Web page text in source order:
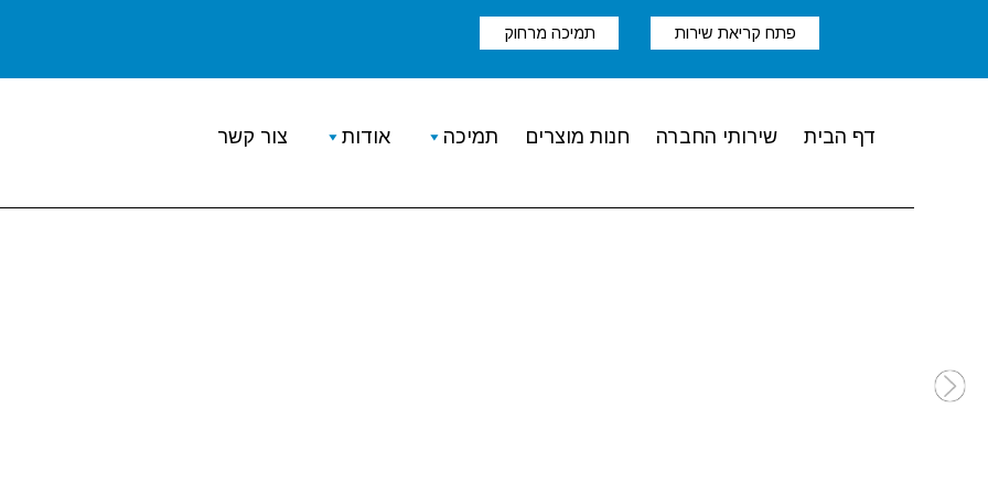
פתח קריאת שירות תמיכה מרחוק
צור קשר אודות תמיכה חנות מוצרים שירותי החברה דף הבית